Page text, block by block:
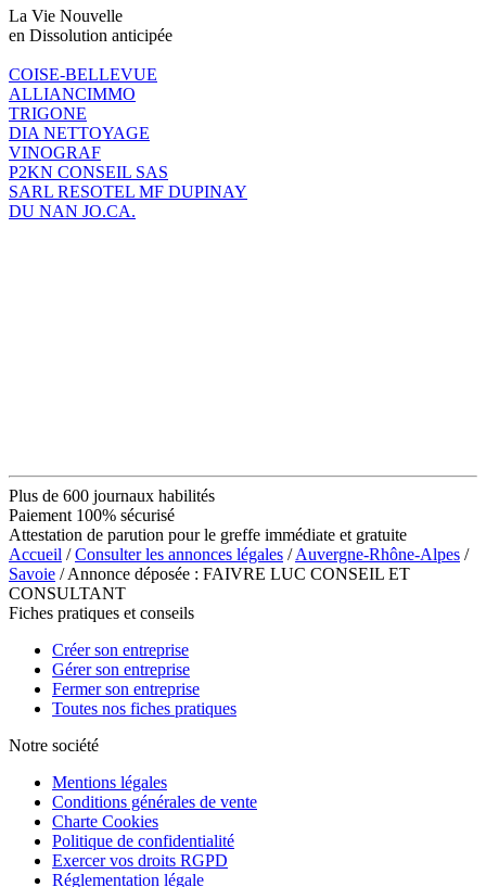
La Vie Nouvelle
en Dissolution anticipée
COISE-BELLEVUE
ALLIANCIMMO
TRIGONE
DIA NETTOYAGE
VINOGRAF
P2KN CONSEIL SAS
SARL RESOTEL MF DUPINAY
DU NAN JO.CA.
Plus de 600 journaux habilités
Paiement 100% sécurisé
Attestation de parution pour le greffe immédiate et gratuite
Accueil /Consulter les annonces légales /Auvergne-Rhône-Alpes /
Savoie / Annonce déposée : FAIVRE LUC CONSEIL ET
CONSULTANT
Fiches pratiques et conseils
Créer son entreprise
Gérer son entreprise
Fermer son entreprise
Toutes nos fiches pratiques
Notre société
Mentions légales
Conditions générales de vente
Charte Cookies
Politique de confidentialité
Exercer vos droits RGPD
Réglementation légale